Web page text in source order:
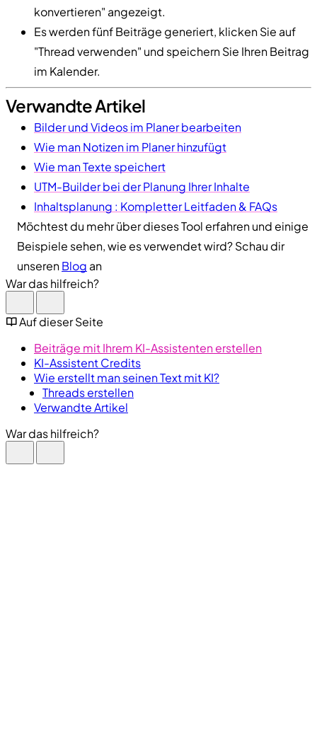
konvertieren" angezeigt.
Es werden fünf Beiträge generiert, klicken Sie auf
"Thread verwenden" und speichern Sie Ihren Beitrag
im Kalender.
Verwandte Artikel
Bilder und Videos im Planer bearbeiten
Wie man Notizen im Planer hinzufügt
Wie man Texte speichert
UTM-Builder bei der Planung Ihrer Inhalte
Inhaltsplanung : Kompletter Leitfaden & FAQs
Möchtest du mehr über dieses Tool erfahren und einige
Beispiele sehen, wie es verwendet wird? Schau dir
unserenBlog an
War das hilfreich?
Auf dieser Seite
Beiträge mit Ihrem KI-Assistenten erstellen
KI-Assistent Credits
Wie erstellt man seinen Text mit KI?
Threads erstellen
Verwandte Artikel
War das hilfreich?